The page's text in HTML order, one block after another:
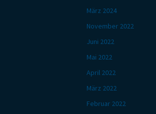
März 2024
November 2022
Juni 2022
Mai 2022
April 2022
März 2022
Februar 2022